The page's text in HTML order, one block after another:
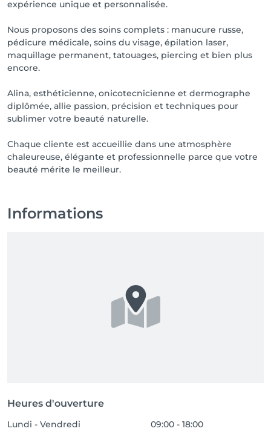
expérience unique et personnalisée.
Nous proposons des soins complets : manucure russe,
pédicure médicale, soins du visage, épilation laser,
maquillage permanent, tatouages, piercing et bien plus
encore.
Alina, esthéticienne, onicotecnicienne et dermographe
diplômée, allie passion, précision et techniques pour
sublimer votre beauté naturelle.
Chaque cliente est accueillie dans une atmosphère
chaleureuse, élégante et professionnelle parce que votre
Informations
Heures d'ouverture
Lundi - Vendredi 09:00 - 18:00